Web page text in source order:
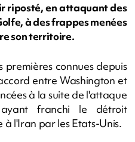
riposté, en attaquant des
à des frappes menées
son territoire.
premières connues depuis
entre Washington et
à la suite de l'attaque
franchi le détroit
l'Iran par les Etats-Unis.